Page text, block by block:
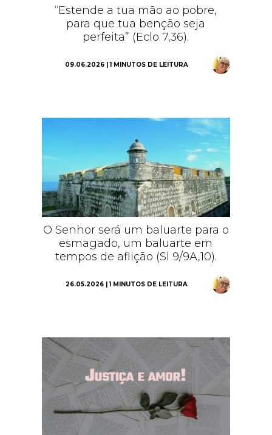
“Estende a tua mão ao pobre,
para que tua benção seja
perfeita” (Eclo 7,36).
09.06.2026 | 1 MINUTOS DE LEITURA
O Senhor será um baluarte para o
esmagado, um baluarte em
tempos de aflição (Sl 9/9A,10).
26.05.2026 | 1 MINUTOS DE LEITURA